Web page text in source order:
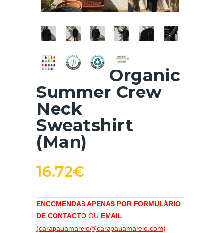
Organic
Summer Crew
Neck
Sweatshirt
(Man)
16.72€
ENCOMENDAS APENAS POR FORMULÁRIO
DE CONTACTO OU EMAIL
(carapauamarelo@carapauamarelo.com)